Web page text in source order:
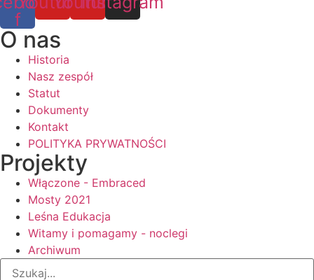
f
O nas
Historia
Nasz zespół
Statut
Dokumenty
Kontakt
POLITYKA PRYWATNOŚCI
Projekty
Włączone - Embraced
Mosty 2021
Leśna Edukacja
Witamy i pomagamy - noclegi
Archiwum